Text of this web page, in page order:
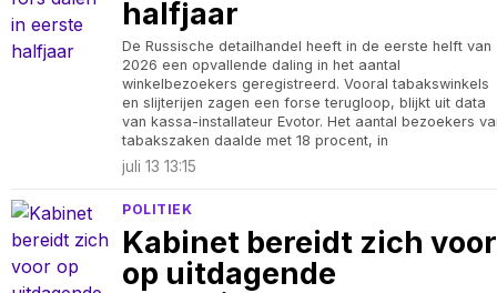
halfjaar
De Russische detailhandel heeft in de eerste helft van
2026 een opvallende daling in het aantal
winkelbezoekers geregistreerd. Vooral tabakswinkels
en slijterijen zagen een forse terugloop, blijkt uit data
van kassa-installateur Evotor. Het aantal bezoekers
tabakszaken daalde met 18 procent, in
juli 13 13:15
POLITIEK
Kabinet bereidt zich voor
op uitdagende